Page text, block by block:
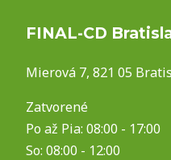
FINAL-CD
Mierová 7, 821 05
Zatvorené
Po až Pia: 08:00 - 17:00
So: 08:00 - 12:00